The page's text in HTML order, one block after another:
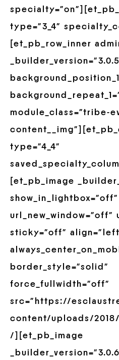
type=”3_4″
[et_pb_row_inner
module_class=”tribe-
type=”4_4″
[et_pb_image
show_in_lightbox=”off”
url_new_window=”off”
sticky=”off”
border_style=”solid”
force_fullwidth=”off”
src=”https://
content/uploads/2018/
/][et_pb_image